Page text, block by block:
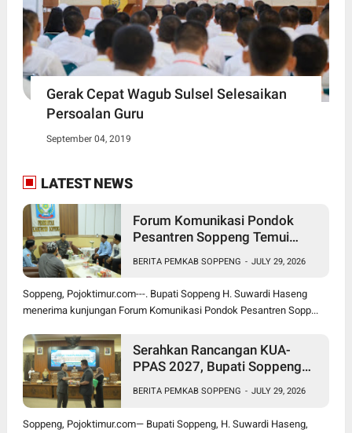
Gerak Cepat Wagub Sulsel Selesaikan
Persoalan Guru
September 04, 2019
LATEST NEWS
Forum Komunikasi Pondok
Pesantren Soppeng Temui
BERITA PEMKAB SOPPENG - JULY 29, 2026
Soppeng, Pojoktimur.com---. Bupati Soppeng H. Suwardi Haseng
menerima kunjungan Forum Komunikasi Pondok Pesantren Sopp...
Serahkan Rancangan KUA-
PPAS 2027, Bupati Soppeng
BERITA PEMKAB SOPPENG - JULY 29, 2026
Soppeng, Pojoktimur.com— Bupati Soppeng, H. Suwardi Haseng,